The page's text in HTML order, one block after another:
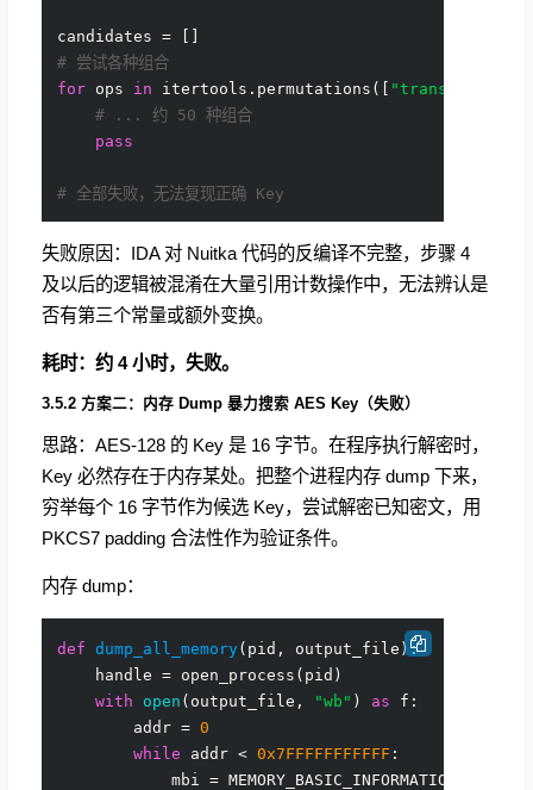
# 尝试各种组合
for ops in itertools.permutations([ "translate"
# ... 约 50 种组合
pass
# 全部失败，无法复现正确 Key
失败原因：IDA 对 Nuitka 代码的反编译不完整，步骤 4
及以后的逻辑被混淆在大量引用计数操作中，无法辨认是
否有第三个常量或额外变换。
耗时：约 4 小时，失败。
3.5.2 方案二：内存 Dump 暴力搜索 AES Key（失败）
思路：AES-128 的 Key 是 16 字节。在程序执行解密时，
Key 必然存在于内存某处。把整个进程内存 dump 下来，
穷举每个 16 字节作为候选 Key，尝试解密已知密文，用
PKCS7 padding 合法性作为验证条件。
内存 dump：
def dump_all_memory(pid, output_file):
    handle = open_process(pid)
with
open(output_file, "wb" ) as f:
        addr =
0
while addr < 0x7FFFFFFFFFFF :
            mbi = MEMORY_BASIC_INFORMATION()